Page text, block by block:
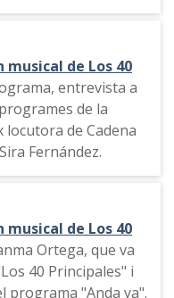
musical de Los 40
entrevista a
de la
locutora de Cadena
Fernández.
musical de Los 40
Ortega, que va
40 Principales" i
programa "Anda ya".